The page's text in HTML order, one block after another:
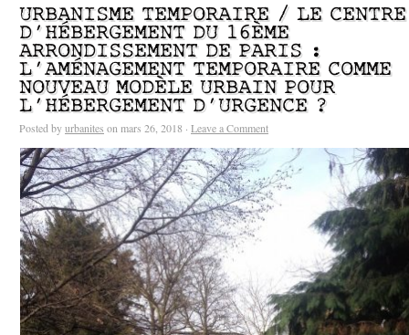
URBANISME TEMPORAIRE / LE CENTRE
D’HÉBERGEMENT DU 16ÈME
ARRONDISSEMENT DE PARIS :
L’AMÉNAGEMENT TEMPORAIRE COMME
NOUVEAU MODÈLE URBAIN POUR
L’HÉBERGEMENT D’URGENCE ?
Posted byurbanites on mars 26, 2018 · Leave a Comment